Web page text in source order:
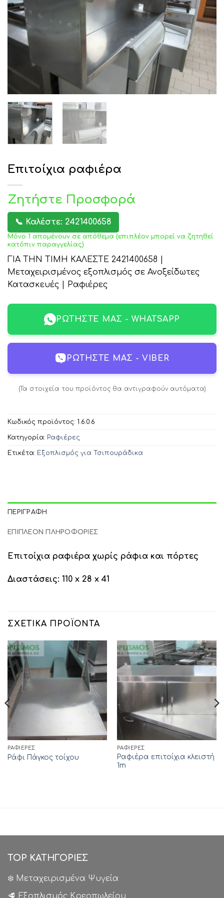
Επιτοίχια ραφιέρα
Ζητήστε Προσφορά
📞 Καλέστε: 2421400658
Μόνο 1 απομένουν σε απόθεμα (επιπλέον μπορεί να ζητηθεί
κατόπιν παραγγελίας)
ΓΙΑ ΤΗΝ ΤΙΜΗ ΚΑΛΕΣΤΕ 2421400658 |
Μεταχειρισμένος εξοπλισμός σε Ανοξείδωτες
Κατασκευές | Ραφιέρες
ΡΩΤΉΣΤΕ ΜΑΣ - WHATSAPP
ΡΩΤΉΣΤΕ ΜΑΣ - VIBER
(Τα στοιχεία του προϊόντος θα αντιγραφούν αυτόματα)
Κωδικός προϊόντος: 1.6.0.6
Κατηγορία: Ραφιέρες
Ετικέτα: Εξοπλισμός για Τσιπουράδικα
ΠΕΡΙΓΡΑΦΉ
ΕΠΙΠΛΈΟΝ ΠΛΗΡΟΦΟΡΊΕΣ
Επιτοίχια ραφιέρα χωρίς ράφια και πόρτες
Διαστάσεις: 110 x 28 x 41
ΣΧΕΤΙΚΆ ΠΡΟΪΌΝΤΑ
ΡΑΦΙΈΡΕΣ
Ράφι Πάγκος τοίχου
ΡΑΦΙΈΡΕΣ
Ραφιέρα επιτοίχια κλειστή
1m
TOP ΚΑΤΗΓΟΡΙΕΣ
❄️ Μεταχειρισμένα Ψυγεία
🥩 Εξοπλισμός Κρεοπωλείου